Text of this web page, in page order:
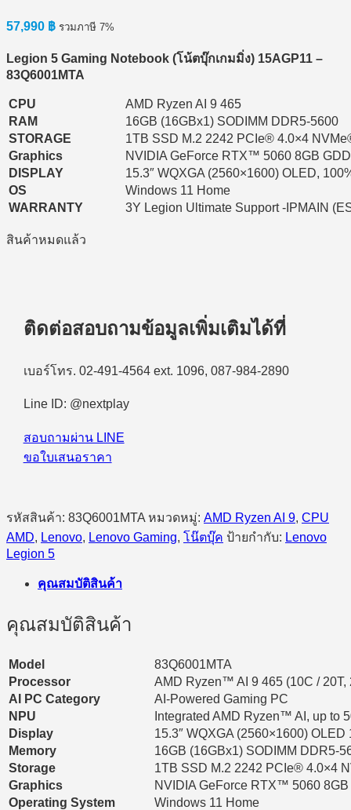
57,990 ฿ รวมภาษี 7%
Legion 5 Gaming Notebook (โน้ตบุ๊กเกมมิ่ง) 15AGP11 –
83Q6001MTA
CPU
AMD Ryzen AI 9 465
RAM
16GB (16GBx1) SODIMM DDR5-5600
STORAGE
1TB SSD M.2 2242 PCIe® 4.0×4
Graphics
NVIDIA GeForce RTX™ 5060 8GB
DISPLAY
15.3″ WQXGA (2560×1600) OLED,
OS
Windows 11 Home
WARRANTY
3Y Legion Ultimate Support -IPMAIN
สินค้าหมดแล้ว
ติดต่อสอบถามข้อมูลเพิ่มเติมได้ที่
เบอร์โทร. 02-491-4564 ext. 1096, 087-984-2890
Line ID: @nextplay
สอบถามผ่าน LINE
ขอใบเสนอราคา
รหัสสินค้า: 83Q6001MTA หมวดหมู่: AMD Ryzen AI 9, CPU
AMD, Lenovo, Lenovo Gaming, โน๊ตบุ๊ค ป้ายกำกับ: Lenovo
Legion 5
คุณสมบัติสินค้า
คุณสมบัติสินค้า
Model
83Q6001MTA
Processor
AMD Ryzen™ AI 9 465 (10C / 20T,
AI PC Category
AI-Powered Gaming PC
NPU
Integrated AMD Ryzen™ AI, up to
Display
15.3″ WQXGA (2560×1600)
Memory
16GB (16GBx1) SODIMM DDR5-
Storage
1TB SSD M.2 2242 PCIe® 4.0×4
Graphics
NVIDIA GeForce RTX™ 5060
Operating System
Windows 11 Home